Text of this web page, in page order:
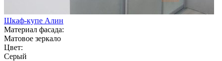
Шкаф-купе Алин
Материал фасада:
Матовое зеркало
Цвет:
Серый